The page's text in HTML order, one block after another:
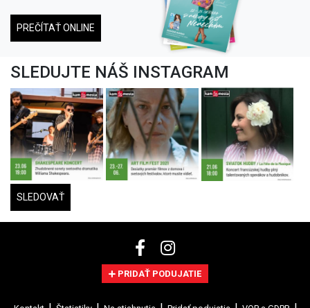
PREČÍTAŤ ONLINE
SLEDUJTE NÁŠ INSTAGRAM
SLEDOVAŤ
PRIDAŤ PODUJATIE